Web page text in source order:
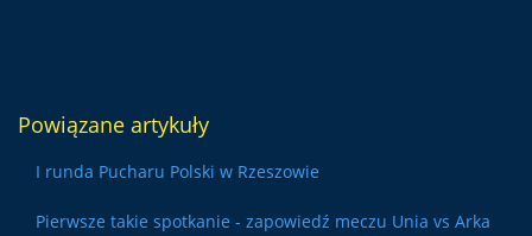
Powiązane artykuły
I runda Pucharu Polski w Rzeszowie
Pierwsze takie spotkanie - zapowiedź meczu Unia vs Arka